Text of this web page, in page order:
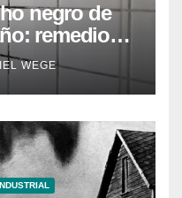
negro de
remedios
WEGE